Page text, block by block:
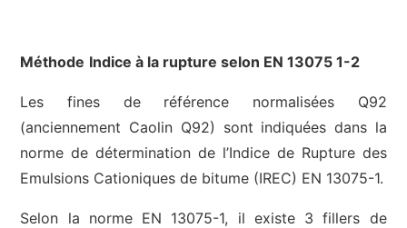
Méthode Indice à la rupture selon EN 13075 1-2
Les fines de référence normalisées Q92
(anciennement Caolin Q92) sont indiquées dans la
norme de détermination de l’Indice de Rupture des
Emulsions Cationiques de bitume (IREC) EN 13075-1.
Selon la norme EN 13075-1, il existe 3 fillers de